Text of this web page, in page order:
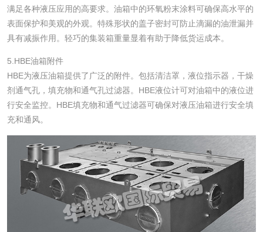
满足各种液压应用的高要求。油箱中的环氧粉末涂料可确保高水平的
表面保护和美观的外观。特殊形状的盖子密封可防止滴漏的油泄漏并
具有减振作用。轻巧的集装箱重量显着有助于降低货运成本。
5.HBE油箱附件
HBE为液压油箱提供了广泛的附件。包括清洁罩，液位指示器，干燥
剂通气孔，填充物和通气孔过滤器。HBE液位计可对油箱中的液位进
行安全监控。HBE填充物和通气过滤器可确保对液压油箱进行安全填
充和通风。